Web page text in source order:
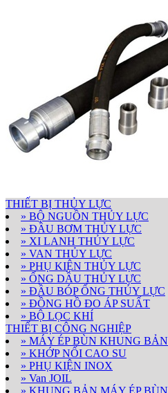
THIẾT BỊ THỦY LỰC
» BỘ NGUỒN THỦY LỰC
» ĐẦU BƠM THỦY LỰC
» XI LANH THỦY LỰC
» VAN THỦY LỰC
» PHỤ KIỆN THỦY LỰC
» ỐNG DẦU THỦY LỰC
» ĐẦU BÓP ỐNG THỦY LỰC
» ĐỒNG HỒ ĐO ÁP SUẤT
» BỘ LỌC KHÍ
THIẾT BỊ CÔNG NGHIỆP
» MÁY ÉP BÙN KHUNG BẢN
» KHỚP NỐI CAO SU
» PHỤ KIỆN INOX
» Van JOIL
» KHUNG BẢN MÁY ÉP BÙN